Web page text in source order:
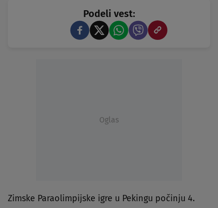
Podeli vest:
Oglas
Zimske Paraolimpijske igre u Pekingu počinju 4.